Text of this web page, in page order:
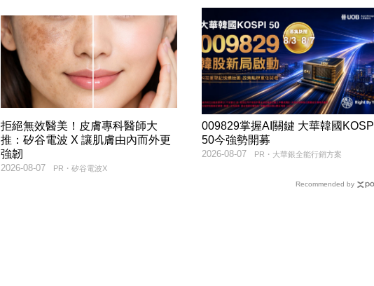
拒絕無效醫美！皮膚專科醫師大
推：矽谷電波 X 讓肌膚由內而外更
強韌
PR・矽谷電波X
2026-08-07
009829掌握AI關鍵 大華韓國KOSPI
50今強勢開募
PR・大華銀全能行銷方案
2026-08-07
Recommended by